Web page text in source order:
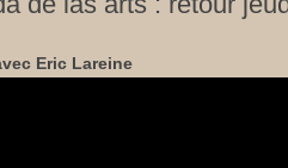
Eric Lareine